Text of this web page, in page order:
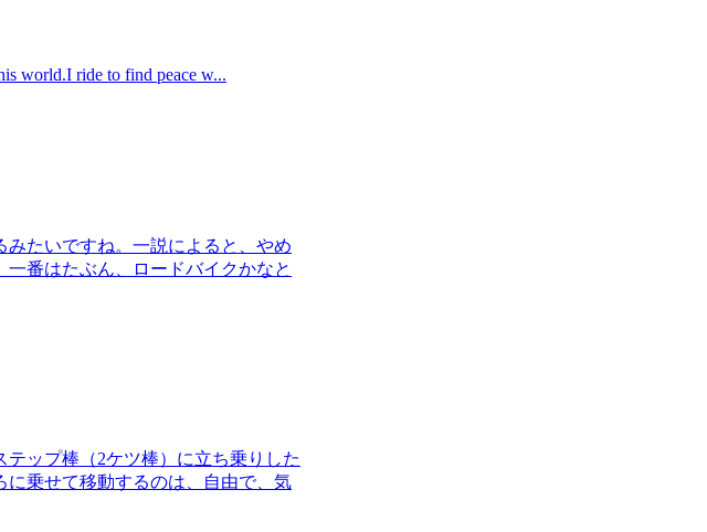
world.I ride to find peace w...
たいですね。一説によると、やめ
番はたぶん、ロードバイクかなと
ップ棒（2ケツ棒）に立ち乗りした
に乗せて移動するのは、自由で、気